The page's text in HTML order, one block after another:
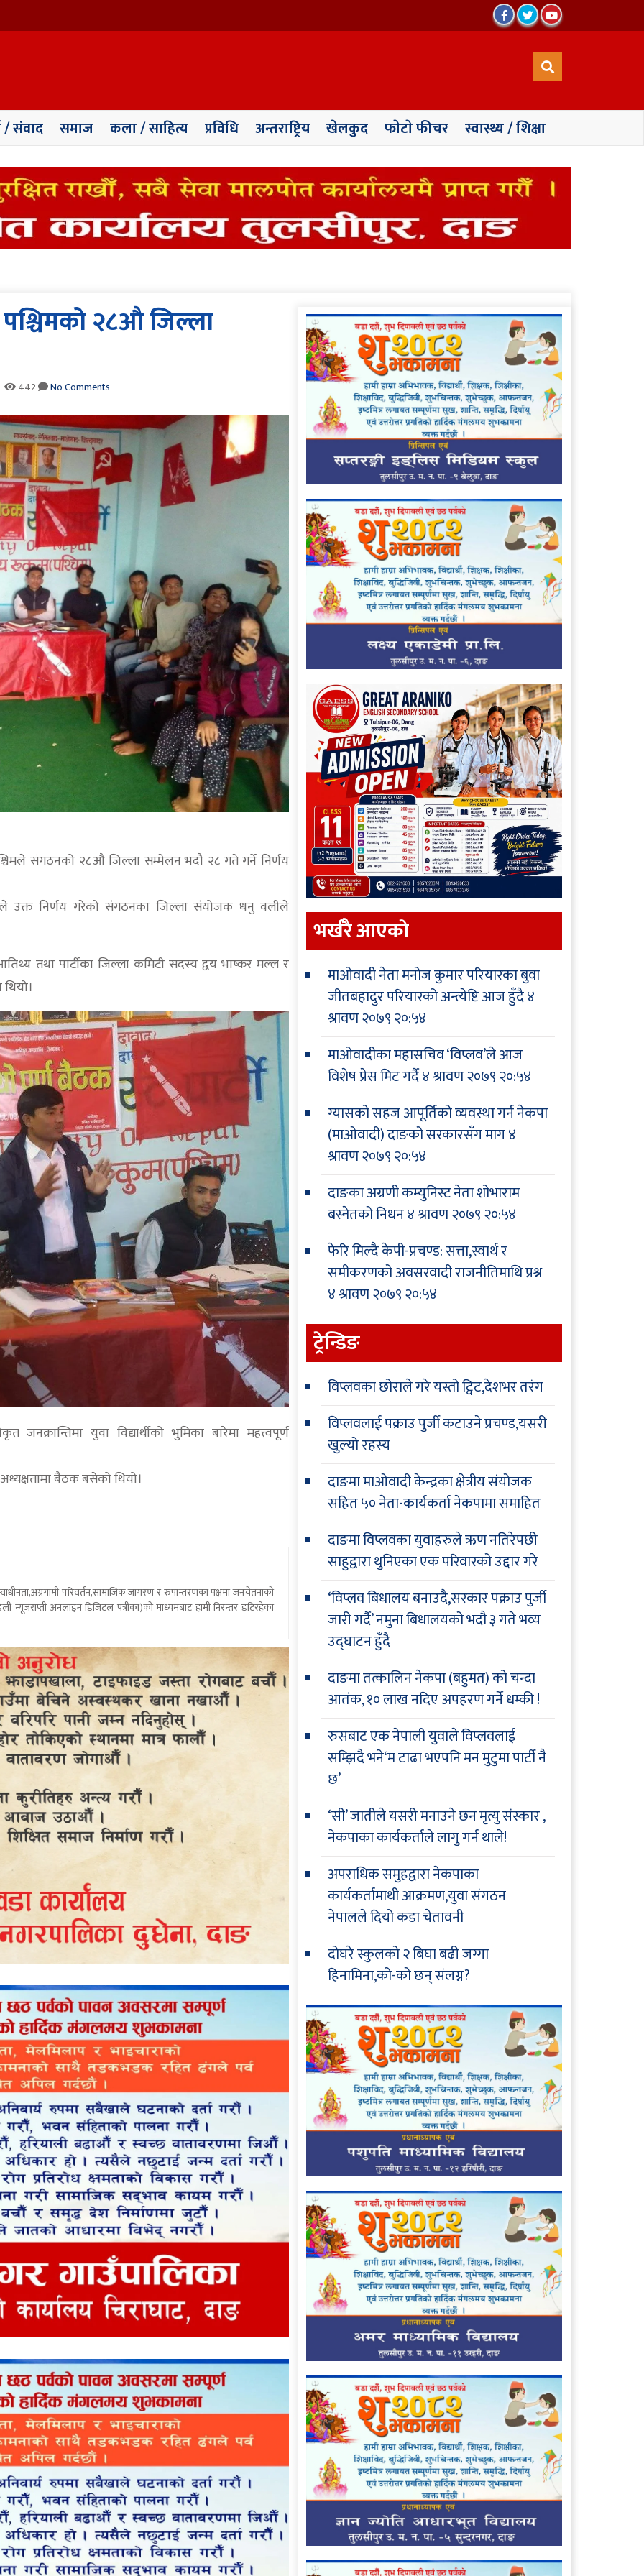
/ संवाद समाज कला / साहित्य प्रविधि अन्तराष्ट्रिय खेलकुद फाेटाे फीचर स्वास्थ्य / शिक्षा
२८औ जिल्ला
442 No Comments
संगठनको २८औ जिल्ला सम्मेलन भदौ २८ गते गर्ने निर्णय
निर्णय गरेको संगठनका जिल्ला संयोजक धनु वलीले
तथा पार्टीका जिल्ला कमिटी सदस्य द्वय भाष्कर मल्ल र
युवा विद्यार्थीको भुमिका बारेमा महत्त्वपूर्ण
बैठक बसेको थियो।
परिवर्तन,सामाजिक जागरण र रुपान्तरणका पक्षमा जनचेतनाको
अनलाइन डिजिटल पत्रीका)को माध्यमबाट हामी निरन्तर डटिरहेका
भर्खरै आएकाे
माओवादी नेता मनोज कुमार परियारका बुवा
जीतबहादुर परियारको अन्त्येष्टि आज हुँदै४
श्रावण २०७९ २०:५४
माओवादीका महासचिव ‘विप्लव’ले आज
विशेष प्रेस मिट गर्दै४ श्रावण २०७९ २०:५४
ग्यासको सहज आपूर्तिको व्यवस्था गर्न नेकपा
(माओवादी) दाङको सरकारसँग माग४
श्रावण २०७९ २०:५४
दाङका अग्रणी कम्युनिस्ट नेता शोभाराम
बस्नेतको निधन४ श्रावण २०७९ २०:५४
फेरि मिल्दै केपी-प्रचण्ड: सत्ता,स्वार्थ र
समीकरणको अवसरवादी राजनीतिमाथि प्रश्न
४ श्रावण २०७९ २०:५४
ट्रेन्डिङ
विप्लवका छोराले गरे यस्तो ट्विट,देशभर तरंग
विप्लवलाई पक्राउ पुर्जी कटाउने प्रचण्ड,यसरी
खुल्यो रहस्य
दाङमा माओवादी केन्द्रका क्षेत्रीय संयोजक
सहित ५० नेता-कार्यकर्ता नेकपामा समाहित
दाङमा विप्लवका युवाहरुले ऋण नतिरेपछी
साहुद्वारा थुनिएका एक परिवारको उद्दार गरे
‘विप्लव बिधालय बनाउदै,सरकार पक्राउ पुर्जी
जारी गर्दै’ नमुना बिधालयको भदौ ३ गते भव्य
उद्घाटन हुँदै
दाङमा तत्कालिन नेकपा (बहुमत) को चन्दा
आतंक, १० लाख नदिए अपहरण गर्ने धम्की !
रुसबाट एक नेपाली युवाले विप्लवलाई
सम्झिदै भने‘म टाढा भएपनि मन मुटुमा पार्टी नै
छ’
‘सी’ जातीले यसरी मनाउने छन मृत्यु संस्कार ,
नेकपाका कार्यकर्ताले लागु गर्न थाले!
अपराधिक समुहद्वारा नेकपाका
कार्यकर्तामाथी आक्रमण,युवा संगठन
नेपालले दियो कडा चेतावनी
दोघरे स्कुलको २ बिघा बढी जग्गा
हिनामिना,को-को छन् संलग्न?